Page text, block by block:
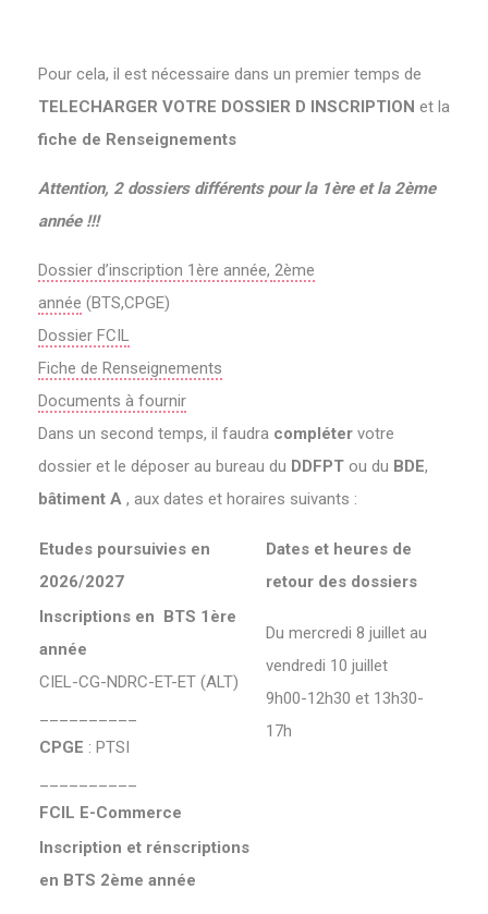
Pour cela, il est nécessaire dans un premier temps de
TELECHARGER VOTRE DOSSIER D INSCRIPTION et la
fiche de Renseignements
Attention, 2 dossiers différents pour la 1ère et la 2ème
année !!!
Dossier d’inscription 1ère année, 2ème
année (BTS,CPGE)
Dossier FCIL
Fiche de Renseignements
Documents à fournir
Dans un second temps, il faudra compléter votre
dossier et le déposer au bureau du DDFPT ou du BDE,
bâtiment A , aux dates et horaires suivants :
Etudes poursuivies en
2026/2027
Dates et heures de
retour des dossiers
Inscriptions en BTS 1ère
année
CIEL-CG-NDRC-ET-ET (ALT)
CPGE : PTSI
FCIL E-Commerce
Du mercredi 8 juillet au
vendredi 10 juillet
9h00-12h30 et 13h30-
17h
Inscription et rénscriptions
en BTS 2ème année